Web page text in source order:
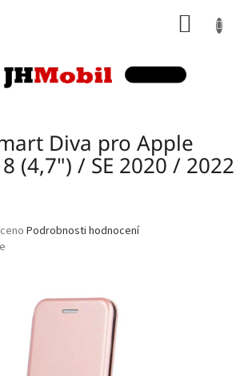
Diva pro Apple
(4,7") / SE 2020 / 2022
Podrobnosti hodnocení